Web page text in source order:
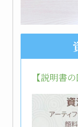
【説明書